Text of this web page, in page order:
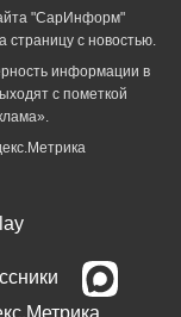
"СарИнформ"
страницу с новостью.
информации в
с пометкой